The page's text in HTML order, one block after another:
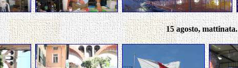
15 agosto, mattinata.